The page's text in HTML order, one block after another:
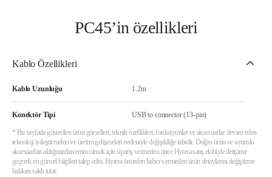
PC45’in özellikleri
Kablo Özellikleri
Kablo Uzunluğu 1.2m
Konektör Tipi USB to connector (13-pin)
* Bu sayfada gösterilen ürün görselleri, teknik özellikleri, fonksiyonlar ve aksesuarlar devam eden
teknoloji iyileştirmeleri ve üretim gelişmeleri nedeniyle değişikliğe tabidir. Doğru ürün ve uyumlu
aksesuarları aldığınızdan emin olmak için sipariş vermeden önce Hytera satış ekibiyle iletişime
geçerek en güncel bilgileri talep edin. Hytera önceden haber vermeden ürün detaylarını değiştirme
hakkını saklı tutar.